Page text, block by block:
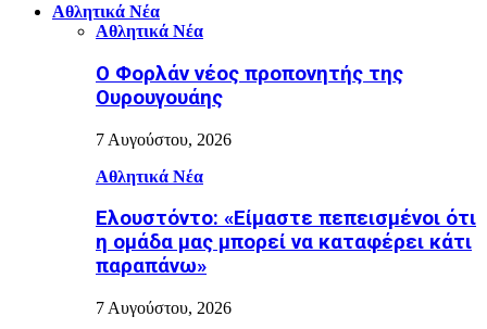
Αθλητικά Νέα
Αθλητικά Νέα
Ο Φορλάν νέος προπονητής της
Ουρουγουάης
7 Αυγούστου, 2026
Αθλητικά Νέα
Ελουστόντο: «Είμαστε πεπεισμένοι ότι
η ομάδα μας μπορεί να καταφέρει κάτι
παραπάνω»
7 Αυγούστου, 2026